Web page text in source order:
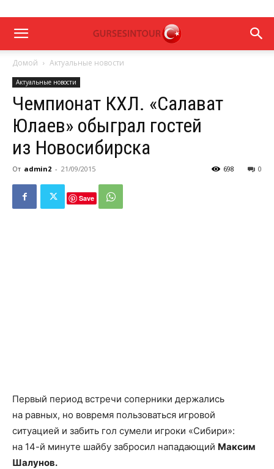
Домой Актуальные новости
Актуальные новости
Чемпионат КХЛ. «Салават
Юлаев» обыграл гостей
из Новосибирска
От admin2 - 21/09/2015 0
698
Save
Первый период встречи соперники держались
на равных, но вовремя пользоваться игровой
ситуацией и забить гол сумели игроки «Сибири»:
на 14-й минуте шайбу забросил нападающий Максим
Шалунов.